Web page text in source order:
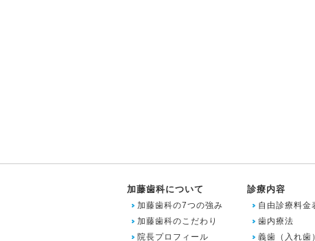
加藤歯科について
加藤歯科の7つの強み
加藤歯科のこだわり
院長プロフィール
診療内容
自由診療料金
歯内療法
義歯（入れ歯）